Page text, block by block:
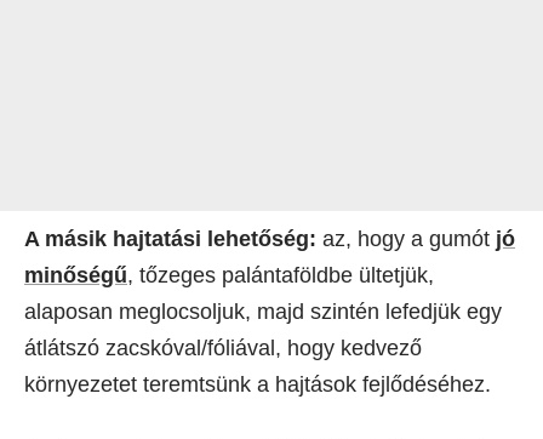
A másik hajtatási lehetőség: az, hogy a gumót jó
minőségű, tőzeges palántaföldbe ültetjük,
alaposan meglocsoljuk, majd szintén lefedjük egy
átlátszó zacskóval/fóliával, hogy kedvező
környezetet teremtsünk a hajtások fejlődéséhez.